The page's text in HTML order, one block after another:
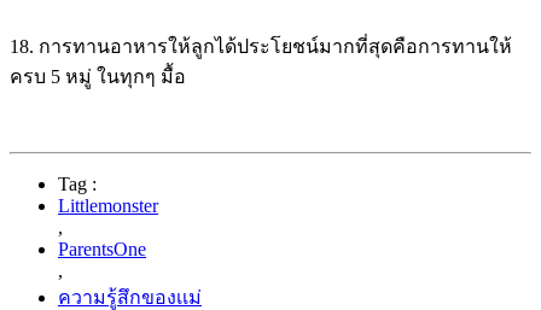
18. การทานอาหารให้ลูกได้ประโยชน์มากที่สุดคือการทานให้
ครบ 5 หมู่ ในทุกๆ มื้อ
Tag :
Littlemonster
,
ParentsOne
,
ความรู้สึกของเเม่